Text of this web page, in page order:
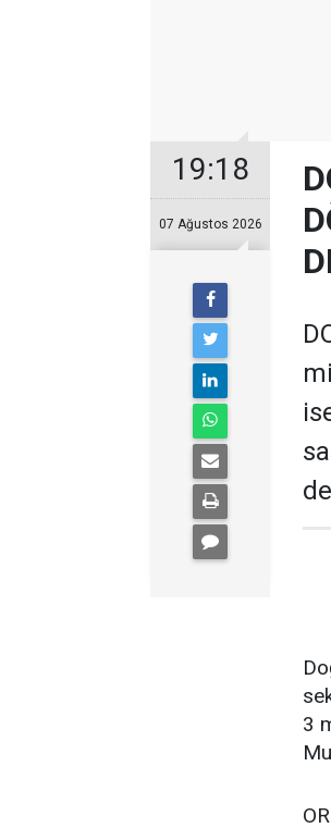
19:18
07 Ağustos 2026
3